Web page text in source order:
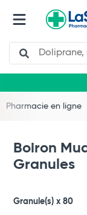
Search
Pharmacie en ligne
Boiron
Granules
Granule(s) x 80